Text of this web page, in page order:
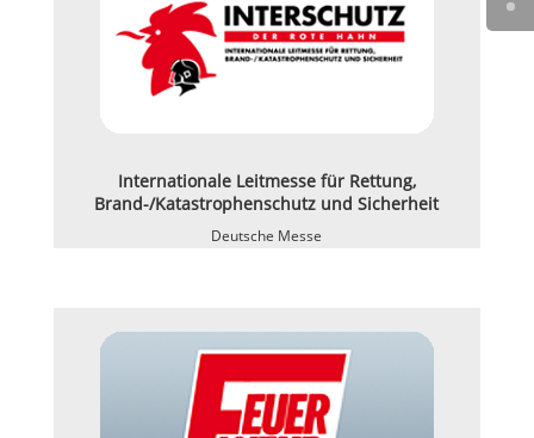
Internationale Leitmesse für Rettung,
Brand-/Katastrophenschutz und Sicherheit
Deutsche Messe